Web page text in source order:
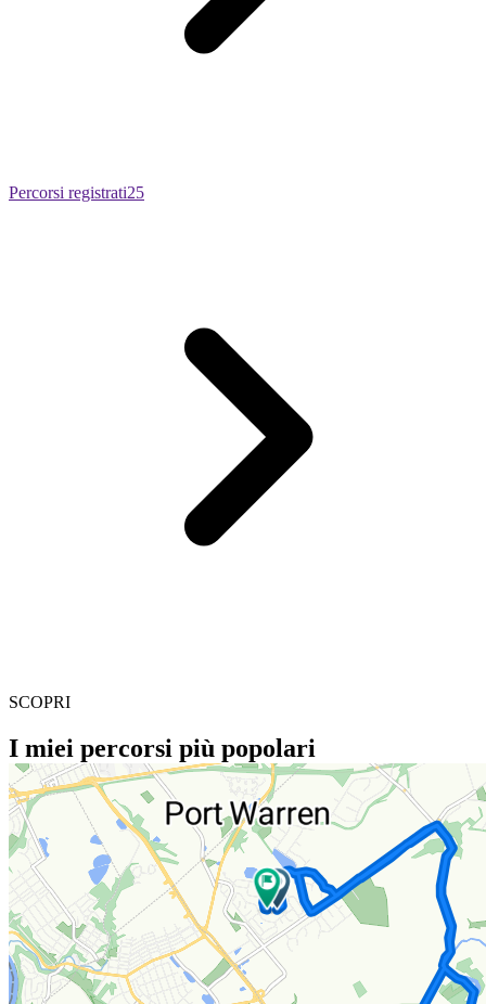
Percorsi registrati25
SCOPRI
I miei percorsi più popolari